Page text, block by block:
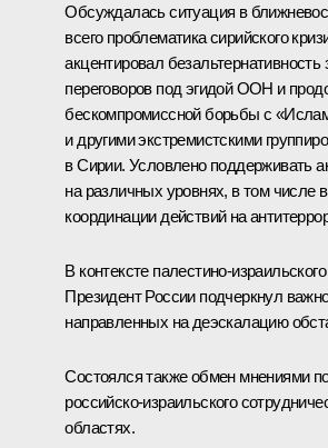
Обсуждалась ситуация в
всего проблематика сирийского
акцентировал
переговоров под эгидой ООН и
бескомпромиссной борьбы с
и другими экстремистскими
в Сирии. Условлено поддерживать
на различных уровнях, в том числе
координации действий на
В контексте палестино-
Президент России подчеркнул
направленных на деэскалацию
Состоялся также обмен мнениями
российско-израильского
областях.